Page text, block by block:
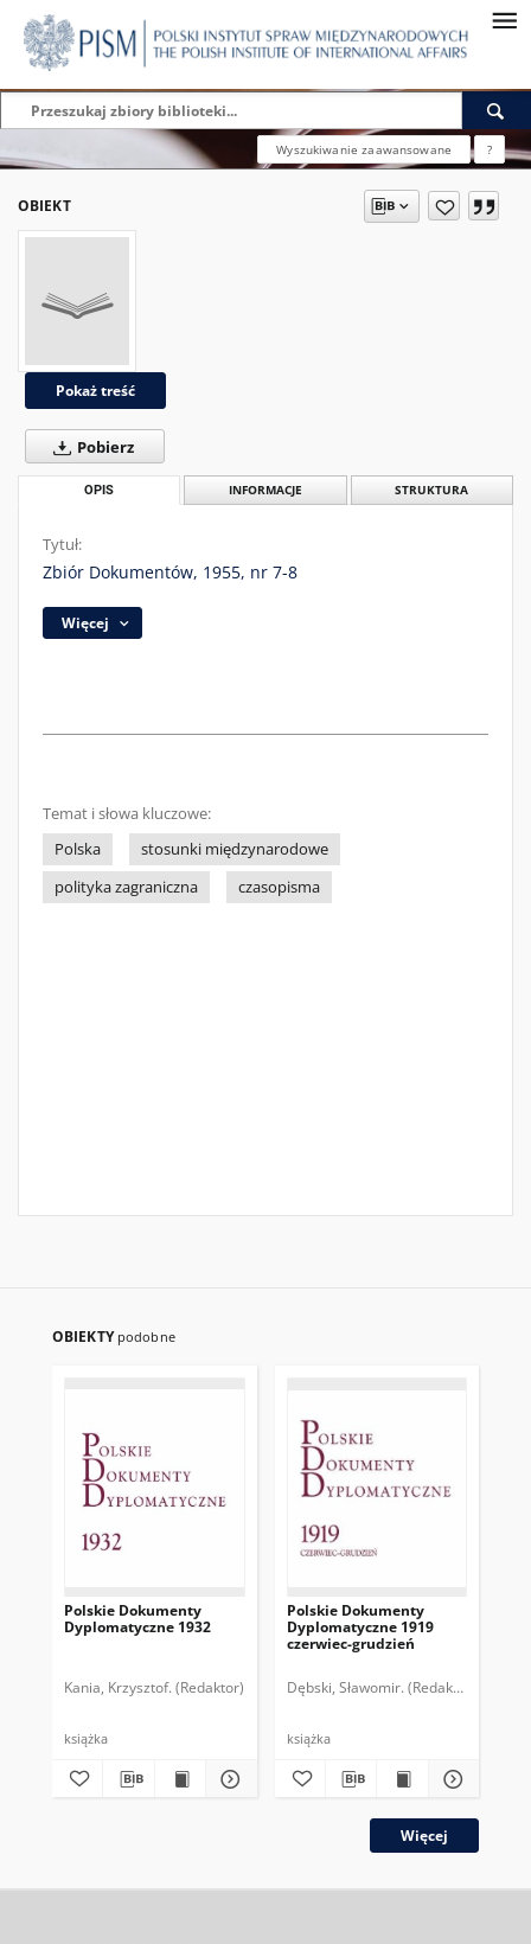
Wyszukiwanie zaawansowane ?
OBIEKT
Pokaż treść
Pobierz
OPIS INFORMACJE STRUKTURA
Tytuł:
Zbiór Dokumentów, 1955, nr 7-8
Więcej
Temat i słowa kluczowe:
Polska
stosunki międzynarodowe
polityka zagraniczna
czasopisma
OBIEKTY podobne
Polskie Dokumenty
Dyplomatyczne 1932
Kania, Krzysztof. (Redaktor)
książka
Polskie Dokumenty
Dyplomatyczne 1919
czerwiec-grudzień
Dębski, Sławomir. (Redaktor)
książka
Więcej